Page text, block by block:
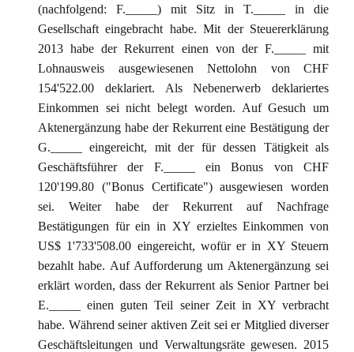
(nachfolgend: F._____) mit Sitz in T._____ in die
Gesellschaft eingebracht habe. Mit der Steuererklärung
2013 habe der Rekurrent einen von der F._____ mit
Lohnausweis ausgewiesenen Nettolohn von CHF
154'522.00 deklariert. Als Nebenerwerb deklariertes
Einkommen sei nicht belegt worden. Auf Gesuch um
Aktenergänzung habe der Rekurrent eine Bestätigung der
G._____ eingereicht, mit der für dessen Tätigkeit als
Geschäftsführer der F._____ ein Bonus von CHF
120'199.80 ("Bonus Certificate") ausgewiesen worden
sei. Weiter habe der Rekurrent auf Nachfrage
Bestätigungen für ein in XY erzieltes Einkommen von
US$ 1'733'508.00 eingereicht, wofür er in XY Steuern
bezahlt habe. Auf Aufforderung um Aktenergänzung sei
erklärt worden, dass der Rekurrent als Senior Partner bei
E._____ einen guten Teil seiner Zeit in XY verbracht
habe. Während seiner aktiven Zeit sei er Mitglied diverser
Geschäftsleitungen und Verwaltungsräte gewesen. 2015